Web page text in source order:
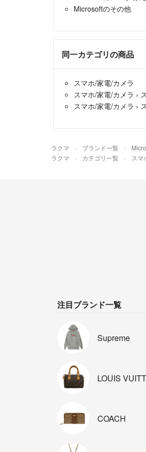
Microsoftのその他
同一カテゴリの商品
スマホ/家電/カメラ
スマホ/家電/カメラ ›
スマホ/家電/カメラ ›
ラクマ ブランド一覧
ラクマ カテゴリ一覧 スマ
注目ブランド一覧
Supreme
LOUIS
COACH